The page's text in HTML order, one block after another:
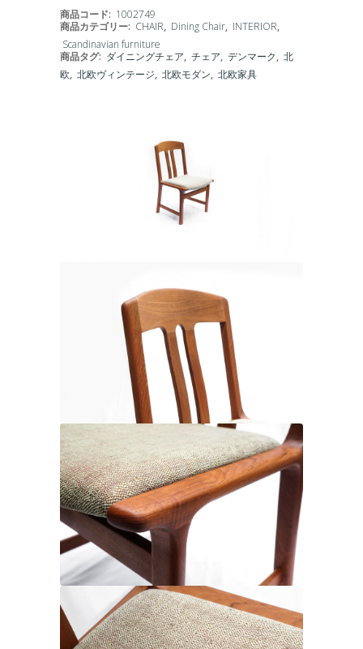
商品コード: 1002749
商品カテゴリー: CHAIR, Dining Chair, INTERIOR,
Scandinavian furniture
商品タグ: ダイニングチェア, チェア, デンマーク, 北
欧, 北欧ヴィンテージ, 北欧モダン, 北欧家具